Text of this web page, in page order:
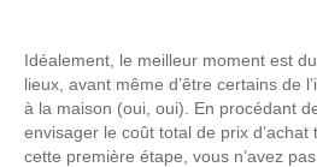
Idéalement, le meilleur moment est
lieux, avant même d’être certains de
à la maison (oui, oui). En procédant
envisager le coût total de prix
cette première étape, vous n’avez